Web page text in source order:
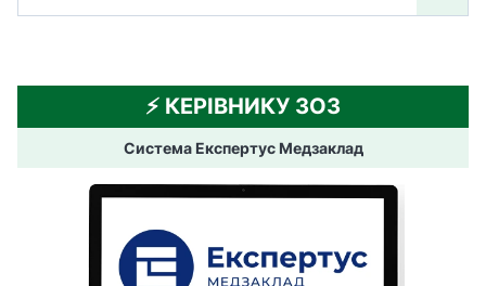
⚡️ КЕРІВНИКУ ЗОЗ
Система Експертус Медзаклад